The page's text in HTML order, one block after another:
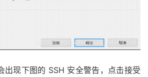
出现下图的 SSH 安全警告，点击接受